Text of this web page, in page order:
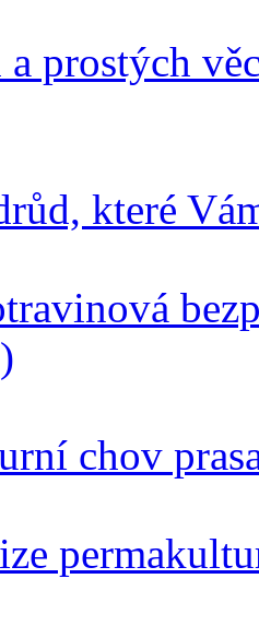
a prostých
které
chov